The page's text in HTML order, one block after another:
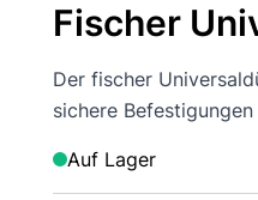
Fischer
Der fischer
sichere
Auf Lager